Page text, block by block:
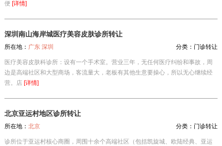
便 [详情]
深圳南山海岸城医疗美容皮肤诊所转让
所在地： 广东 深圳 分类： 门诊转让
医疗美容皮肤科诊所：设有一个手术室。营业三年，无任何医疗纠纷和事故，周
边是高端社区和大型商场，客流量大，老板有其他生意要操心，所以无心继续经
营。店 [详情]
北京亚运村地区诊所转让
所在地： 北京 分类： 门诊转让
诊所位于亚运村核心商圈，周围十余个高端社区（包括凯旋城、欧陆经典、亚运